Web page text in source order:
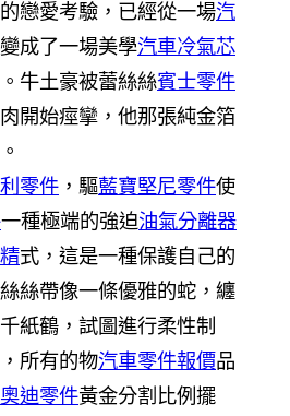
戀愛考驗，已經從一場汽
成了一場美學汽車冷氣芯
牛土豪被蕾絲絲賓士零件
開始痙攣，他那張純金箔
零件 ，驅藍寶堅尼零件使
一種極端的強迫油氣分離器
式，這是一種保護自己的
絲帶像一條優雅的蛇，纏
紙鶴，試圖進行柔性制
所有的物汽車零件報價品
奧迪零件黃金分割比例擺